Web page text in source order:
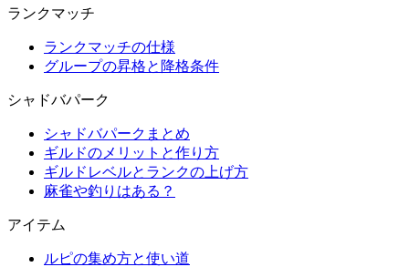
ランクマッチ
ランクマッチの仕様
グループの昇格と降格条件
シャドバパーク
シャドバパークまとめ
ギルドのメリットと作り方
ギルドレベルとランクの上げ方
麻雀や釣りはある？
アイテム
ルピの集め方と使い道